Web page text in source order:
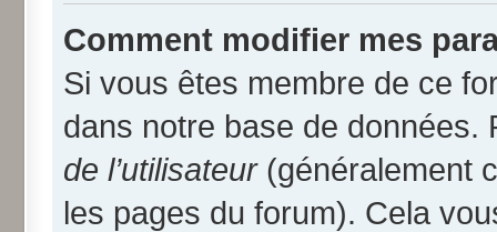
Comment modifier mes
Si vous êtes membre de ce
dans notre base de
de l’utilisateur(généralement
les pages du forum). Cela